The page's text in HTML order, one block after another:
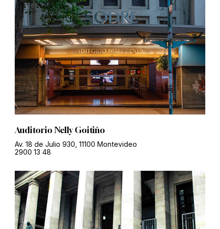
Auditorio Nelly Goitiño
Av. 18 de Julio 930, 11100 Montevideo
2900 13 48